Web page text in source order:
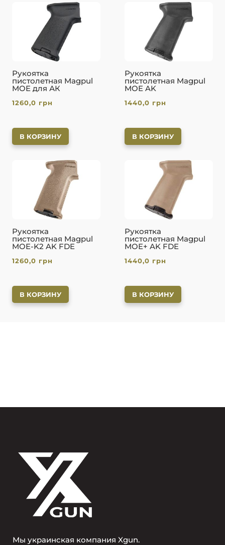
Рукоятка
пистолетная Magpul
MOE для АК
1260,0 грн
В КОРЗИНУ
Рукоятка
пистолетная Magpul
MOE AK
1440,0 грн
В КОРЗИНУ
Рукоятка
пистолетная Magpul
MOE-K2 AK FDE
1260,0 грн
В КОРЗИНУ
Рукоятка
пистолетная Magpul
MOE+ AK FDE
1440,0 грн
В КОРЗИНУ
Мы украинская компания Xgun.